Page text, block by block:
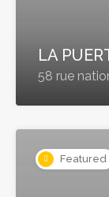
LA
58 rue
Featured